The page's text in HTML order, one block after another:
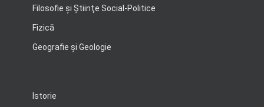
Filosofie şi Ştiinţe Social-Politice
Fizică
Geografie şi Geologie
Istorie